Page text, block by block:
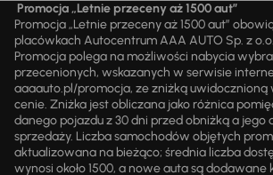
Promocja „Letnie przeceny aż 1500 aut”
Promocja „Letnie przeceny aż 1500 aut”
placówkach Autocentrum AAA AUTO Sp. z
Promocja polega na możliwości nabycia
przecenionych, wskazanych w serwisie
aaaauto.pl/promocja, ze zniżką
cenie. Zniżka jest obliczana jako różnica
danego pojazdu z 30 dni przed obniżką a jego
sprzedaży. Liczba samochodów objętych
aktualizowana na bieżąco; średnia liczba
wynosi około 1500, a nowe auta są dodawane